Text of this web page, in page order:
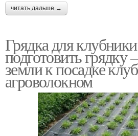
читать дальше →
Грядка для
подготовить грядку
земли к посадке
агроволокном